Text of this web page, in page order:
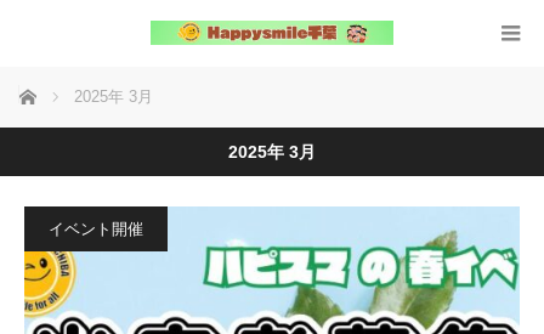
ホーム 2025年 3月
2025年 3月
イベント開催